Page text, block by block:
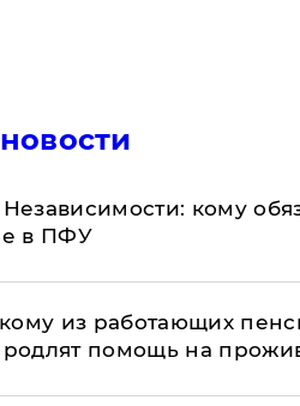
кому
в ПФУ
кому из работающих
помощь на